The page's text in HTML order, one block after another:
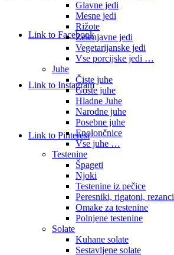
Link to Facebook
Link to Instagram
Link to Pinterest
Glavne jedi
Mesne jedi
Rižote
Zelenjavne jedi
Vegetarijanske jedi
Vse porcijske jedi …
Juhe
Čiste juhe
Goste juhe
Hladne Juhe
Narodne juhe
Posebne juhe
Enolončnice
Vse juhe …
Testenine
Špageti
Njoki
Testenine iz pečice
Peresniki, rigatoni, rezanci
Omake za testenine
Polnjene testenine
Solate
Kuhane solate
Sestavljene solate